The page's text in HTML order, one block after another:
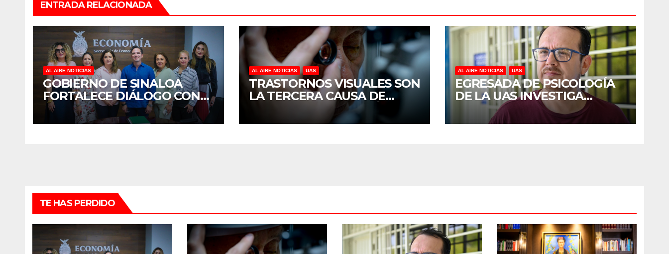
ENTRADA RELACIONADA
AL AIRE NOTICIAS
GOBIERNO DE SINALOA
FORTALECE DIÁLOGO CON
MUJERES EMPRESARIAS DE
CULIACÁN
AL AIRE NOTICIAS UAS
TRASTORNOS VISUALES SON
LA TERCERA CAUSA DE
DISCAPACIDAD EN MÉXICO,
REVELA ESTUDIO DEL
AL AIRE NOTICIAS UAS
EGRESADA DE PSICOLOGÍA
DE LA UAS INVESTIGA
DUELO ANTICIPADO Y
SOBRECARGA EN
TE HAS PERDIDO